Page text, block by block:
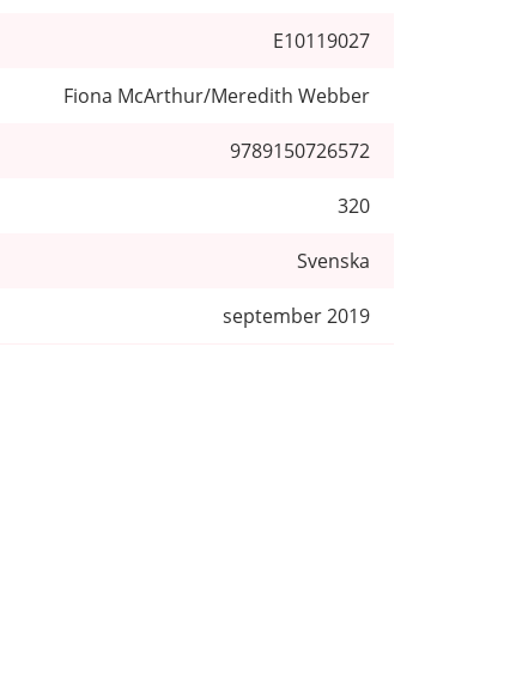
E10119027
Fiona McArthur/Meredith Webber
9789150726572
320
Svenska
september 2019